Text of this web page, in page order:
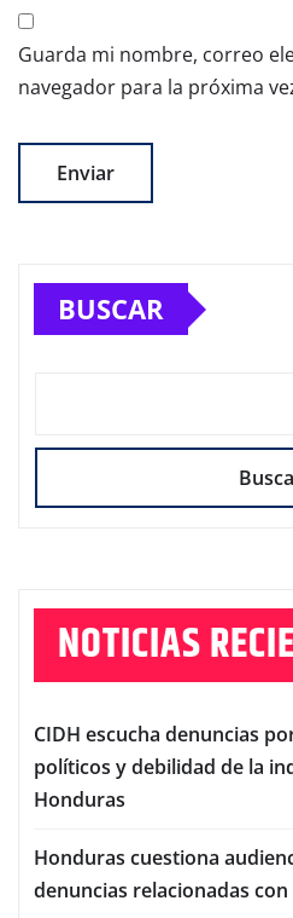
Guarda mi nombre, correo
navegador para la próxima
BUSCAR
NOTICIAS
CIDH escucha denuncias
políticos y debilidad de la
Honduras
Honduras cuestiona
denuncias relacionadas